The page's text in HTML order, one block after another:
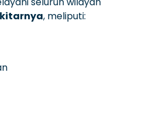
, meliputi: